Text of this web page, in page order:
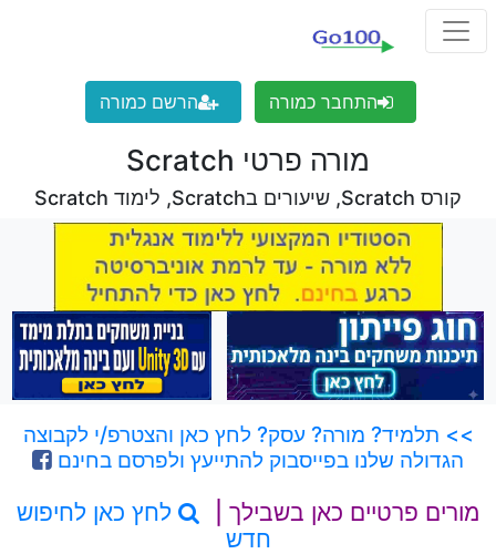
התחבר כמורה הרשם כמורה
מורה פרטי Scratch
קורס Scratch, שיעורים בScratch, לימוד Scratch
>> תלמיד? מורה? עסק? לחץ כאן והצטרפ/י לקבוצה
הגדולה שלנו בפייסבוק להתייעץ ולפרסם בחינם
מורים פרטיים כאן בשבילך |
לחץ כאן לחיפוש
חדש